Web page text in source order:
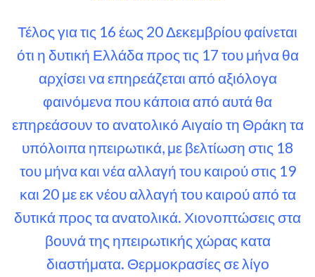
Τέλος για τις 16 έως 20 Δεκεμβρίου φαίνεται
ότι η δυτική Ελλάδα προς τις 17 του μήνα θα
αρχίσει να επηρεάζεται από αξιόλογα
φαινόμενα που κάποια από αυτά θα
επηρεάσουν το ανατολικό Αιγαίο τη Θράκη τα
υπόλοιπα ηπειρωτικά, με βελτίωση στις 18
του μήνα και νέα αλλαγή του καιρού στις 19
και 20 με εκ νέου αλλαγή του καιρού από τα
δυτικά προς τα ανατολικά. Χιονοπτώσεις στα
βουνά της ηπειρωτικής χώρας κατα
διαστήματα. Θερμοκρασίες σε λίγο